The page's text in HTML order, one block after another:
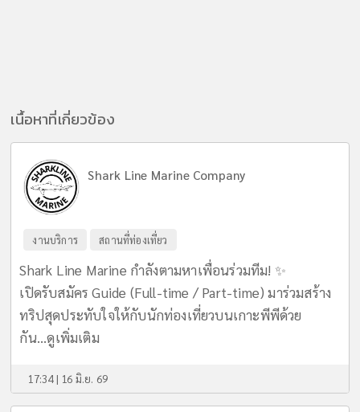
เนื้อหาที่เกี่ยวข้อง
Shark Line Marine Company
งานบริการ สถานที่ท่องเที่ยว
Shark Line Marine กำลังตามหาเพื่อนร่วมทีม! ✨
เปิดรับสมัคร Guide (Full-time / Part-time) มาร่วมสร้าง
ทริปสุดประทับใจให้กับนักท่องเที่ยวบนเกาะพีพีด้วย
กัน...ดูเพิ่มเติม
17:34 | 16 มิ.ย. 69